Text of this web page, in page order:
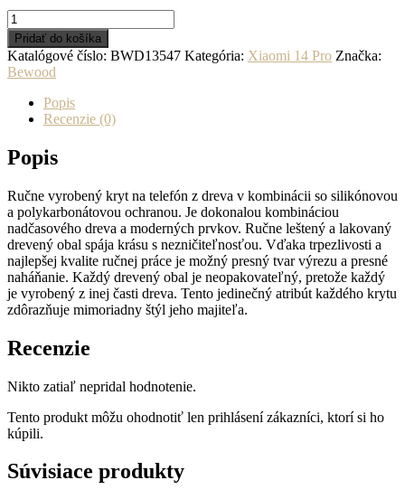
množstvo
Drevený
kryt
na
mobil
Xiaomi
Pro
Kompas
Pridať do košíka
Katalógové číslo: BWD13547 Kategória: Xiaomi 14 Pro Značka:
Bewood
Popis
Recenzie (0)
Popis
Ručne vyrobený kryt na telefón z dreva v kombinácii so silikónovou
a polykarbonátovou ochranou. Je dokonalou kombináciou
nadčasového dreva a moderných prvkov. Ručne leštený a lakovaný
drevený obal spája krásu s nezničiteľnosťou. Vďaka trpezlivosti a
najlepšej kvalite ručnej práce je možný presný tvar výrezu a presné
naháňanie. Každý drevený obal je neopakovateľný, pretože každý
je vyrobený z inej časti dreva. Tento jedinečný atribút každého krytu
zdôrazňuje mimoriadny štýl jeho majiteľa.
Recenzie
Nikto zatiaľ nepridal hodnotenie.
Tento produkt môžu ohodnotiť len prihlásení zákazníci, ktorí si ho
kúpili.
Súvisiace produkty